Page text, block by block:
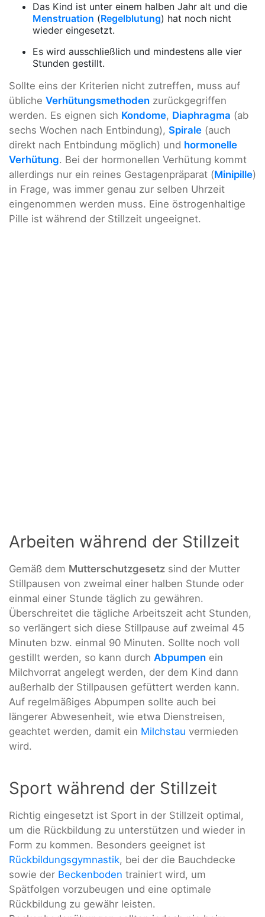
Das Kind ist unter einem halben Jahr alt und die
Menstruation (Regelblutung) hat noch nicht
wieder eingesetzt.
Es wird ausschließlich und mindestens alle vier
Stunden gestillt.
Sollte eins der Kriterien nicht zutreffen, muss auf
übliche Verhütungsmethoden zurückgegriffen
werden. Es eignen sich Kondome, Diaphragma (ab
sechs Wochen nach Entbindung), Spirale (auch
direkt nach Entbindung möglich) und hormonelle
Verhütung. Bei der hormonellen Verhütung kommt
allerdings nur ein reines Gestagenpräparat (Minipille)
in Frage, was immer genau zur selben Uhrzeit
eingenommen werden muss. Eine östrogenhaltige
Pille ist während der Stillzeit ungeeignet.
Arbeiten während der Stillzeit
Gemäß dem Mutterschutzgesetz sind der Mutter
Stillpausen von zweimal einer halben Stunde oder
einmal einer Stunde täglich zu gewähren.
Überschreitet die tägliche Arbeitszeit acht Stunden,
so verlängert sich diese Stillpause auf zweimal 45
Minuten bzw. einmal 90 Minuten. Sollte noch voll
gestillt werden, so kann durch Abpumpen ein
Milchvorrat angelegt werden, der dem Kind dann
außerhalb der Stillpausen gefüttert werden kann.
Auf regelmäßiges Abpumpen sollte auch bei
längerer Abwesenheit, wie etwa Dienstreisen,
geachtet werden, damit ein Milchstau vermieden
wird.
Sport während der Stillzeit
Richtig eingesetzt ist Sport in der Stillzeit optimal,
um die Rückbildung zu unterstützen und wieder in
Form zu kommen. Besonders geeignet ist
Rückbildungsgymnastik, bei der die Bauchdecke
sowie der Beckenboden trainiert wird, um
Spätfolgen vorzubeugen und eine optimale
Rückbildung zu gewähr leisten.